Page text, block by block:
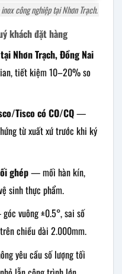
công nghiệp tại Nhơn Trạch.
khách đặt hàng
Nhơn Trạch, Đồng Nai
tiết kiệm 10–20% so
Tisco có CO/CQ—
từ xuất xứ trước khi ký
ghép— mối hàn kín,
sinh thực phẩm.
vuông ±0.5°, sai số
chiều dài 2.000mm.
yêu cầu số lượng tối